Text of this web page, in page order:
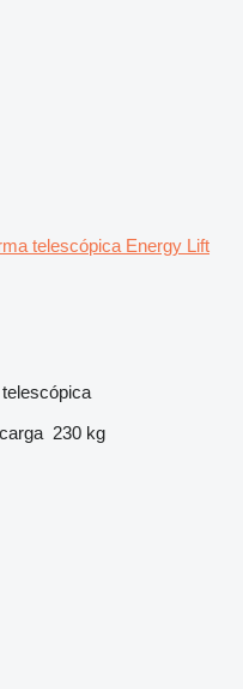
telescópica Energy Lift
230 kg